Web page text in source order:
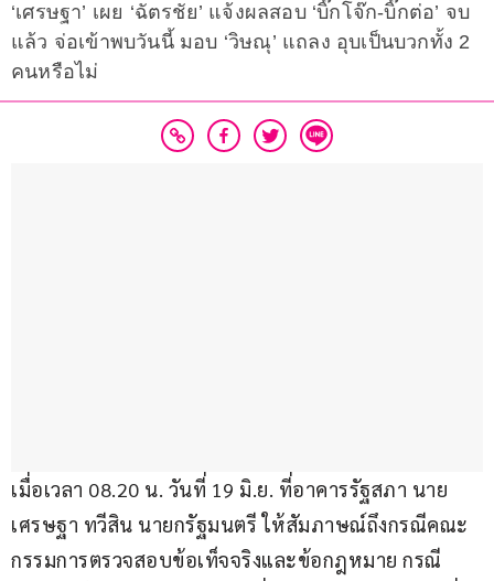
‘เศรษฐา’ เผย ‘ฉัตรชัย’ แจ้งผลสอบ ‘บิ๊กโจ๊ก-บิ๊กต่อ’ จบ
แล้ว จ่อเข้าพบวันนี้ มอบ ‘วิษณุ’ แถลง อุบเป็นบวกทั้ง 2
คนหรือไม่
เมื่อเวลา 08.20 น. วันที่ 19 มิ.ย. ที่อาคารรัฐสภา นาย
เศรษฐา ทวีสิน นายกรัฐมนตรี ให้สัมภาษณ์ถึงกรณีคณะ
กรรมการตรวจสอบข้อเท็จจริงและข้อกฎหมาย กรณี